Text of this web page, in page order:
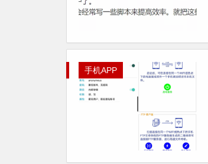
手机APP